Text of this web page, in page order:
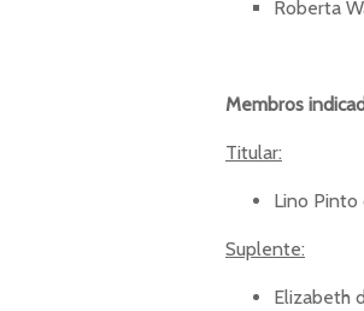
Roberta
Membros
Titular:
Lino Pinto
Suplente:
Elizabeth